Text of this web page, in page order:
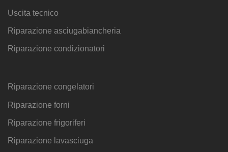
Uscita tecnico
Riparazione asciugabiancheria
Riparazione condizionatori
Riparazione congelatori
Riparazione forni
Riparazione frigoriferi
Riparazione lavasciuga